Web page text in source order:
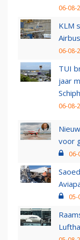
06-08-
KLM
06-08-
TUI
jaar
06-08-
voor
06-
05-